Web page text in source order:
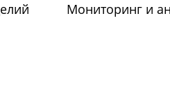
Мониторинг и